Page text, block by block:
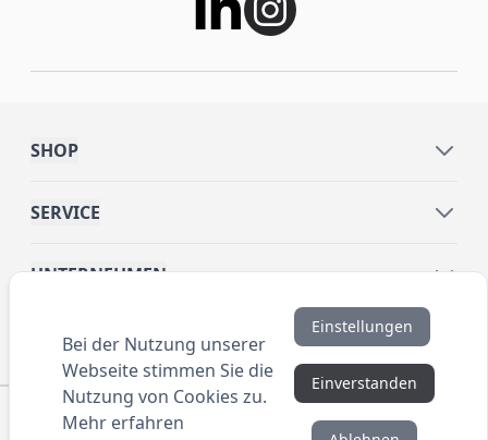
SHOP
SERVICE
UNTERNEHMEN
INFORMATIONEN
© 2016 ANYBRAND.de. All Rights Reserved. Alle
Bei der Nutzung unserer
Webseite stimmen Sie die
Nutzung von Cookies zu.
Mehr erfahren
Einstellungen
Einverstanden